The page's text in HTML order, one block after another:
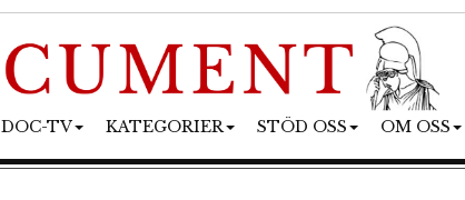
DOC-TV KATEGORIER STÖD OSS OM OSS